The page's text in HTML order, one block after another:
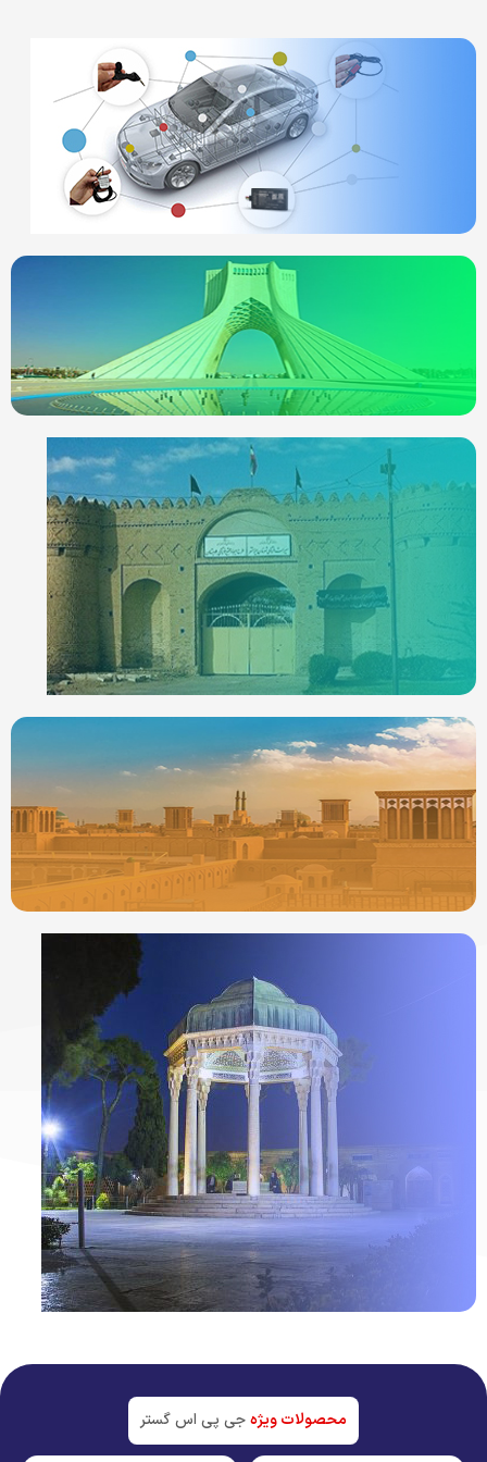
ردیاب خودرو در
ردیاب خودرو درایرانشهر
جدیدترین ردیابها
ردیاب خودرو درشیراز
محصولات ویژهجی پی اس گستر